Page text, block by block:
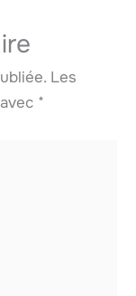
Les
*